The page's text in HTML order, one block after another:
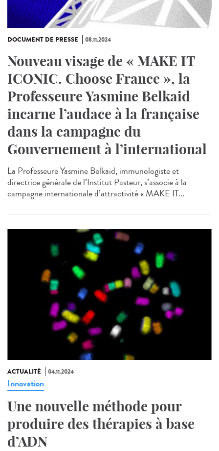
DOCUMENT DE PRESSE 08.11.2024
Nouveau visage de « MAKE IT
ICONIC. Choose France », la
Professeure Yasmine Belkaid
incarne l’audace à la française
dans la campagne du
Gouvernement à l’international
La Professeure Yasmine Belkaid, immunologiste et
directrice générale de l’Institut Pasteur, s’associe à la
campagne internationale d’attractivité « MAKE IT...
ACTUALITÉ 04.11.2024
Innovation
Une nouvelle méthode pour
produire des thérapies à base
d’ADN